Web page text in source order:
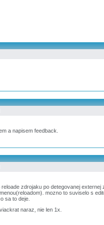
a napisem feedback.
zdrojaku po detegovanej externej
mozno to suviselo s
sa to deje.
naraz, nie len 1x.